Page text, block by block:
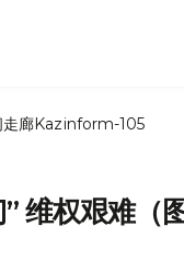
廊Kazinform-105
维权艰难（图